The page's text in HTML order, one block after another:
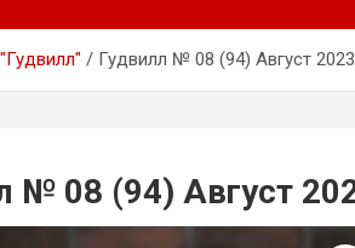
Гудвилл № 08 (94) Август 2023
№ 08 (94) Август